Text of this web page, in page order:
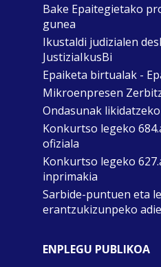
Bake Epaitegietako
gunea
Ikustaldi judizialen
JustiziaIkusBi
Epaiketa birtualak -
Mikroenpresen
Ondasunak
Konkurtso legeko
ofiziala
Konkurtso legeko
inprimakia
Sarbide-puntuen eta
erantzukizunpeko
ENPLEGU PUBLIKOA